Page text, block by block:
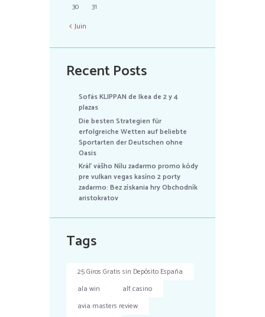
30
31
Juin
Recent Posts
Sofás KLIPPAN de Ikea de 2 y 4
plazas
Die besten Strategien für
erfolgreiche Wetten auf beliebte
Sportarten der Deutschen ohne
Oasis
Kráľ vášho Nílu zadarmo promo kódy
pre vulkan vegas kasíno 2 porty
zadarmo: Bez získania hry Obchodník
aristokratov
Tags
25 Giros Gratis sin Depósito España
ala win
alf casino
avia masters review